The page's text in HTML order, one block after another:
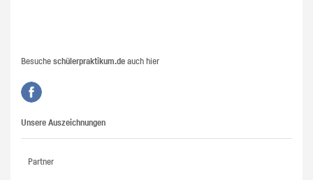
Besuche schülerpraktikum.de auch hier
Unsere Auszeichnungen
Partner